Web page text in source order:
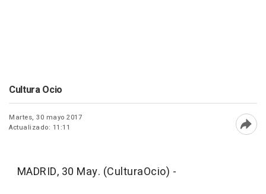
Cultura Ocio
Martes, 30 mayo 2017
Actualizado: 11:11
MADRID, 30 May. (CulturaOcio) -